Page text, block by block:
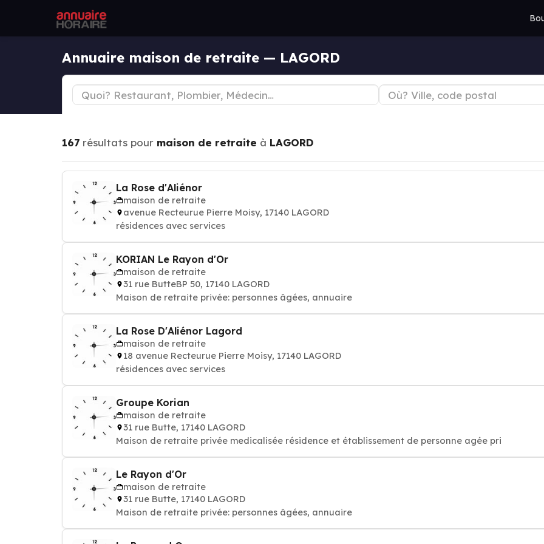
Annuaire maison de retraite — LAGORD
167 résultats pour maison de retraite à LAGORD
La Rose d'Aliénor
maison de retraite
avenue Recteurue Pierre Moisy, 17140 LAGORD
résidences avec services
KORIAN Le Rayon d'Or
maison de retraite
31 rue ButteBP 50, 17140 LAGORD
Maison de retraite privée: personnes âgées, annuaire
La Rose D'Aliénor Lagord
maison de retraite
18 avenue Recteurue Pierre Moisy, 17140 LAGORD
résidences avec services
Groupe Korian
maison de retraite
31 rue Butte, 17140 LAGORD
Maison de retraite privée medicalisée résidence et établissement de personne agée pri
Le Rayon d'Or
maison de retraite
31 rue Butte, 17140 LAGORD
Maison de retraite privée: personnes âgées, annuaire